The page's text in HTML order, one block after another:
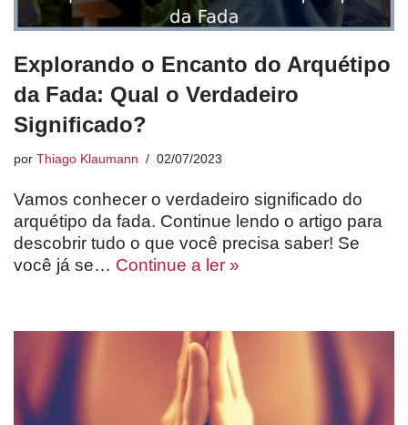
Explorando o Encanto do Arquétipo
da Fada: Qual o Verdadeiro
Significado?
por Thiago Klaumann 02/07/2023
Vamos conhecer o verdadeiro significado do
arquétipo da fada. Continue lendo o artigo para
descobrir tudo o que você precisa saber! Se
você já se… Continue a ler »